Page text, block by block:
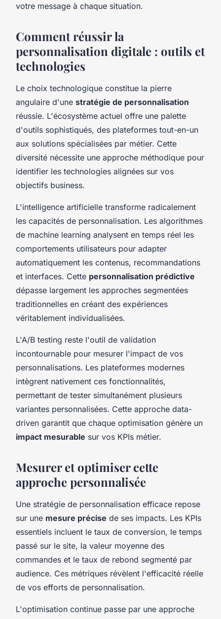
votre message à chaque situation.
Comment réussir la
personnalisation digitale : outils et
technologies
Le choix technologique constitue la pierre
angulaire d'une stratégie de personnalisation
réussie. L'écosystème actuel offre une palette
d'outils sophistiqués, des plateformes tout-en-un
aux solutions spécialisées par métier. Cette
diversité nécessite une approche méthodique pour
identifier les technologies alignées sur vos
objectifs business.
L'intelligence artificielle transforme radicalement
les capacités de personnalisation. Les algorithmes
de machine learning analysent en temps réel les
comportements utilisateurs pour adapter
automatiquement les contenus, recommandations
et interfaces. Cette personnalisation prédictive
dépasse largement les approches segmentées
traditionnelles en créant des expériences
véritablement individualisées.
L'A/B testing reste l'outil de validation
incontournable pour mesurer l'impact de vos
personnalisations. Les plateformes modernes
intègrent nativement ces fonctionnalités,
permettant de tester simultanément plusieurs
variantes personnalisées. Cette approche data-
driven garantit que chaque optimisation génère un
impact mesurable sur vos KPIs métier.
Mesurer et optimiser cette
approche personnalisée
Une stratégie de personnalisation efficace repose
sur une mesure précise de ses impacts. Les KPIs
essentiels incluent le taux de conversion, le temps
passé sur le site, la valeur moyenne des
commandes et le taux de rebond segmenté par
audience. Ces métriques révèlent l'efficacité réelle
de vos efforts de personnalisation.
L'optimisation continue passe par une approche